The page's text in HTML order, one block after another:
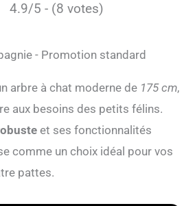
4.9/5 - (8 votes)
arbre à chat moderne de 175 cm,
aux besoins des petits félins.
et ses fonctionnalités
comme un choix idéal pour vos
pattes.